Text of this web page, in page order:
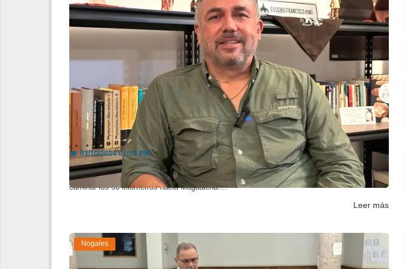
El camino espiritual llena de energía: A...
📅03/10/2024 01:19 PM
Originario de Tijuana, en este 2024 y tras meses de planeación, llegó a Nogales, para
caminar los 90 kilómetros hacia Magdalena....
Leer más
Nogales